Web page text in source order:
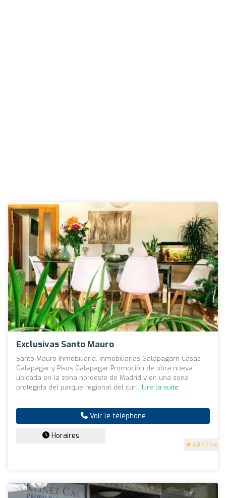
Exclusivas Santo Mauro
4.3 (17 avis)
Santo Mauro Inmobiliaria, Inmobiliarias Galapagarn Casas
Galapagar y Pisos Galapagar Promoción de obra nueva
ubicada en la zona noroeste de Madrid y en una zona
protegida del parque regional del cur... Lire la suite
Voir le téléphone
Horaires